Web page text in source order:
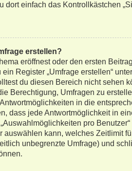
dort einfach das Kontrollkästchen
erstellen?
eröffnest oder den ersten
Register „Umfrage erstellen“
du diesen Bereich nicht sehen
Berechtigung, Umfragen zu
in die
dass jede Antwortmöglichkeit in
pro
auswählen kann, welches Zeitlimit
unbegrenzte Umfrage) und